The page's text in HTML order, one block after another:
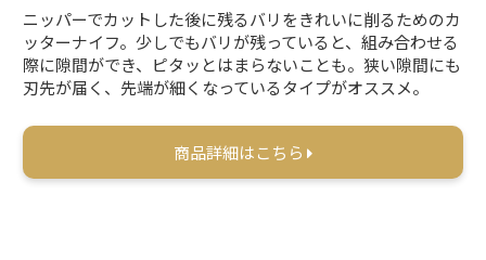
ニッパーでカットした後に残るバリをきれいに削るためのカ
ッターナイフ。少しでもバリが残っていると、組み合わせる
際に隙間ができ、ピタッとはまらないことも。狭い隙間にも
刃先が届く、先端が細くなっているタイプがオススメ。
商品詳細はこちら